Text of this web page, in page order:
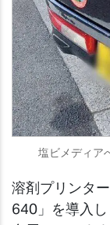
塩ビメディア
溶剤プリンタ
640」を導入